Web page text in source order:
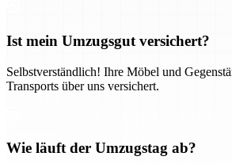
Ist mein Umzugsgut versichert?
Selbstverständlich! Ihre Möbel und
Transports über uns versichert.
Wie läuft der Umzugstag ab?